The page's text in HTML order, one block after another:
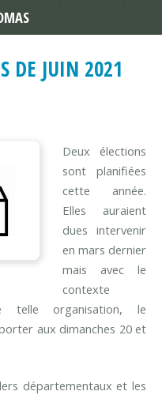
DE JUIN 2021
Deux élections
sont planifiées
cette année.
Elles auraient
dues intervenir
en mars dernier
mais avec le
contexte
telle organisation, le
aux dimanches 20 et
départementaux et les